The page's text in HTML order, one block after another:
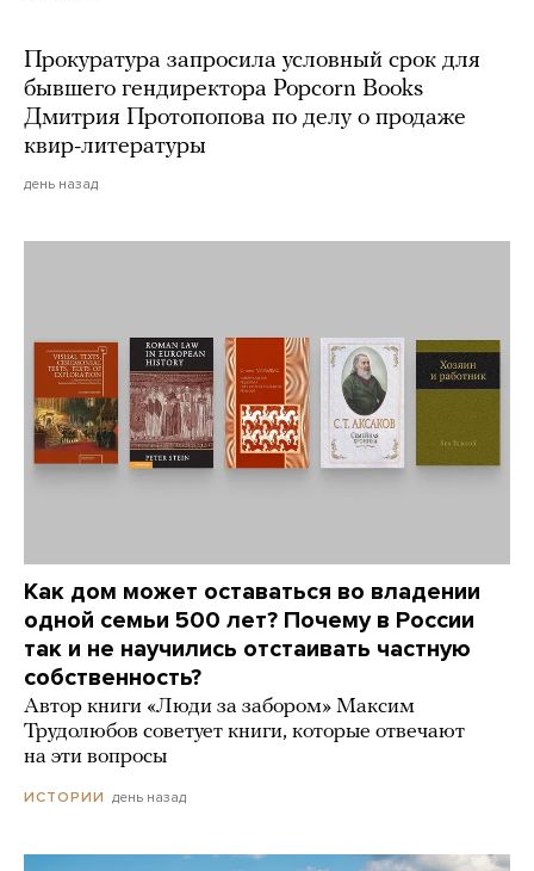
Прокуратура запросила условный срок для
бывшего гендиректора Popcorn Books
Дмитрия Протопопова по делу о продаже
квир-литературы
день назад
Как дом может оставаться во владении
одной семьи 500 лет? Почему в России
так и не научились отстаивать частную
собственность?
Автор книги «Люди за забором» Максим
Трудолюбов советует книги, которые отвечают
на эти вопросы
ИСТОРИИ день назад